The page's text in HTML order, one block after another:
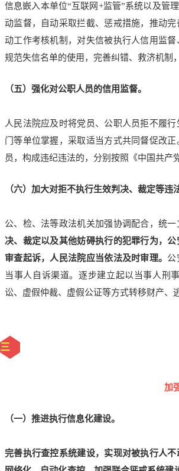
信息嵌入本单位“互联网+监管”系统以及管
动监督，自动采取拦截、惩戒措施，推动
动工作考核机制，对失信被执行人信用监
规范失信名单的使用，完善纠错、救济机制
（五）强化对公职人员的信用监督。
人民法院应及时将党员、公职人员拒不履
门等单位掌握，采取适当方式共同督促改正
员，构成违纪违法的，分别按照《中国共产
（六）加大对拒不执行生效判决、裁定等违
公、检、法等政法机关加强协调配合，统
决、裁定以及其他妨碍执行的犯罪行为，
审查起诉，人民法院应当依法及时审理。 公
当事人自诉渠道。逐步建立起以当事人刑
讼、虚假仲裁、虚假公证等方式转移财产、
三
加
（一）推进执行信息化建设。
完善执行查控系统建设，实现对被执行人